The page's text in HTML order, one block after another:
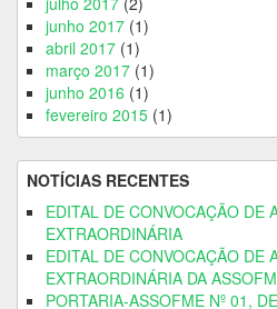
junho 2017 (1)
abril 2017 (1)
março 2017 (1)
junho 2016 (1)
fevereiro 2015 (1)
NOTÍCIAS RECENTES
EDITAL DE CONVOCAÇÃO DE
EXTRAORDINÁRIA
EDITAL DE CONVOCAÇÃO DE
EXTRAORDINÁRIA DA
PORTARIA-ASSOFME Nº 01,